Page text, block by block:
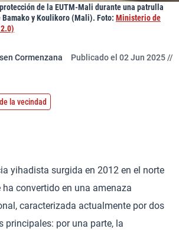
de la EUTM-Mali durante una patrulla
y Koulikoro (Mali). Foto: Ministerio de
Cormenzana Publicado el 02 Jun 2025 //
la vecindad
yihadista surgida en 2012 en el norte
ha convertido en una amenaza
caracterizada actualmente por dos
principales: por una parte, la